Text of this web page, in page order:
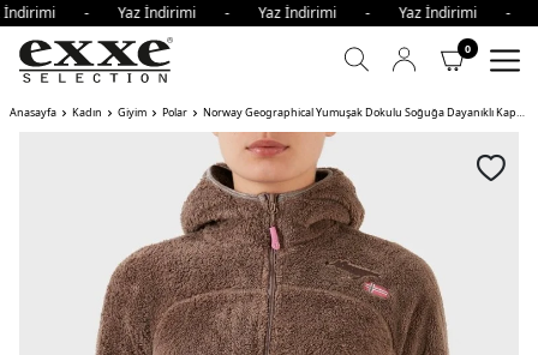
- Yaz İndirimi - Yaz İndirimi - Yaz
0
Anasayfa Kadın Giyim Polar Norway Geographical Yumuşak Dokulu Soğuğa Dayanıklı Kapüşonlu Bayan Polar UPALOOD